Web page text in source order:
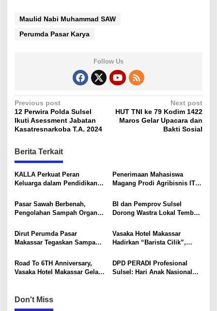
Maulid Nabi Muhammad SAW
Perumda Pasar Karya
Follow Us
P
o
s
t
n
a
v
i
g
a
t
o
Previous post
12 Perwira Polda Sulsel
Ikuti Asessment Jabatan
Kasatresnarkoba T.A. 2024
Next post
HUT TNI ke 79 Kodim 1422
Maros Gelar Upacara dan
Bakti Sosial
Berita Terkait
KALLA Perkuat Peran
Keluarga dalam Pendidikan
Explorers
Penerimaan Mahasiswa
Magang Prodi Agribisnis ITP
Perkuat Kompetensi Lewat
Program MBKM
Pasar Sawah Berbenah,
Pengolahan Sampah Organik
BI dan Pemprov Sulsel
Dorong Wastra Lokal Tembus
Mancanegara
Dirut Perumda Pasar
Makassar Tegaskan Sampah
Bukan Dibuang ke TPA
Vasaka Hotel Makassar
Hadirkan “Barista Cilik”,
Untuk Anak-Anak
Road To 6TH Anniversary,
Vasaka Hotel Makassar Gelar
Untuk Anak-Anak
DPD PERADI Profesional
Sulsel: Hari Anak Nasional
Don't Miss